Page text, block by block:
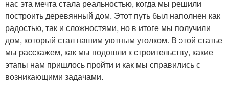
нас эта мечта стала реальностью, когда мы решили
построить деревянный дом. Этот путь был наполнен как
радостью, так и сложностями, но в итоге мы получили
дом, который стал нашим уютным уголком. В этой статье
мы расскажем, как мы подошли к строительству, какие
этапы нам пришлось пройти и как мы справились с
возникающими задачами.